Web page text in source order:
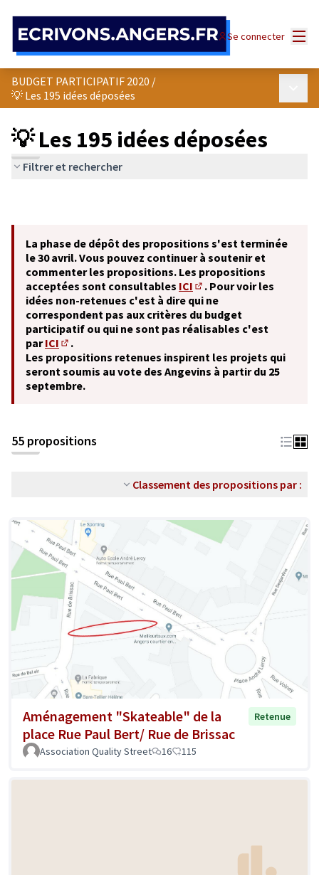
Se connecter
BUDGET PARTICIPATIF 2020 /
💡 Les 195 idées déposées
💡 Les 195 idées déposées
Filtrer et rechercher
La phase de dépôt des propositions s'est terminée
le 30 avril. Vous pouvez continuer à soutenir et
commenter les propositions. Les propositions
acceptées sont consultables ICI
(S'ouvre dans un nouvel
. Pour voir les
idées non-retenues c'est à dire qui ne
correspondent pas aux critères du budget
participatif ou qui ne sont pas réalisables c'est
parICI
(S'ouvre dans un nouvel onglet)
.
Les propositions retenues inspirent les projets qui
seront soumis au vote des Angevins à partir du 25
septembre.
55 propositions
Classement des propositions par :
Aménagement "Skateable" de la
place Rue Paul Bert/ Rue de Brissac
Retenue
Association Quality Street 16 115